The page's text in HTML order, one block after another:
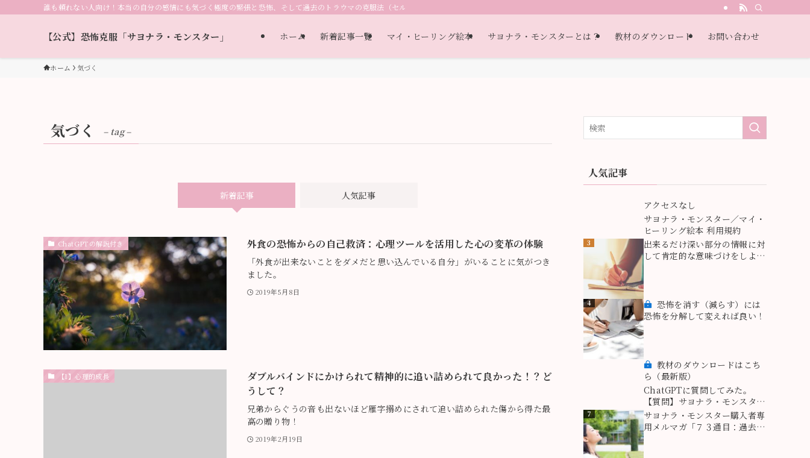
誰も頼れない人向け！本当の自分の感情にも気づく極度の緊張と恐怖、そして過去のトラウマの克服法（セルフヘルプ教材）（自己認識・自己理解・自己受容・過去受容）
【公式】恐怖克服「サヨナラ・モンスター」 ホーム 新着記事一覧 マイ・ヒーリング絵本 サヨナラ・モンスターとは？ 教材のダウンロード お問い合わせ
ホーム 気づく
気づく – tag –
新着記事 人気記事
ChatGPTの解説付き 外食の恐怖からの自己救済：心理ツールを活用した心の変革の体験
「外食が出来ないことをダメだと思い込んでいる自分」がいることに気がつき
ました。
2019年5月8日
【1】心理的成長
ダブルバインドにかけられて精神的に追い詰められて良かった！？ど
うして？
兄弟からぐうの音も出ないほど雁字搦めにされて追い詰められた傷から得た最
高の贈り物！
2019年2月19日
人気記事
アクセスなし
サヨナラ・モンスター／マイ・
ヒーリング絵本 利用規約
3
出来るだけ深い部分の情報に対
して肯定的な意味づけをしよ
4
恐怖を消す（減らす）には
恐怖を分解して変えれば良い！
教材のダウンロードはこち
ら（最新版）
ChatGPTに質問してみた。
【質問】サヨナラ・モンスター
がいうところの「モンスター」
とはどういう意味ですか？
7
サヨナラ・モンスター購入者専
用メルマガ「７３通目：過去